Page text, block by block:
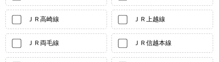
ＪＲ高崎線 ＪＲ上越線
ＪＲ両毛線 ＪＲ信越本線